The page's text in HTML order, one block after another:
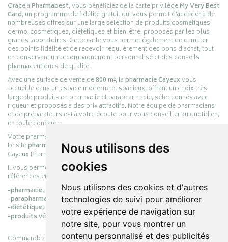
Nous utilisons des
cookies
Nous utilisons des cookies et d'autres
technologies de suivi pour améliorer
votre expérience de navigation sur
notre site, pour vous montrer un
contenu personnalisé et des publicités
Grâce àPharmabest, vous bénéficiez de la carte privilègeMy Very Best
Card, un programme de fidélité gratuit qui vous permet d’accéder à de
nombreuses offres sur une large sélection de produits cosmétiques,
dermo-cosmétiques, diététiques et bien-être, proposés par les plus
grands laboratoires. Cette carte vous permet également de cumuler
des points fidélité et de recevoir régulièrement des bons d’achat, tout
en conservant un accompagnement personnalisé et des conseils
pharmaceutiques de qualité.
Avec une surface de vente de800 m², lapharmacie Cayeuxvous
accueille dans un espace moderne et spacieux, offrant un choix très
large de produits en pharmacie et parapharmacie, sélectionnés avec
rigueur et proposés à des prix attractifs. Notre équipe de pharmaciens
et de préparateurs est à votre écoute pour vous conseiller au quotidien,
en toute confiance.
Votre pharmacie en ligne :
Le sitepharmacie-cayeux.frest le prolongement digital de la pharmacie
Cayeux Pharmabest Berck-sur-Mer – Rang-du-Fliers.
Il vous permet de réaliser vos achats en ligne parmi des milliers de
références en :
-pharmacie,
-parapharmacie,
-diététique,
-produits vétérinaires.
Commandez simplement vos produits en ligne et choisissez le retrait